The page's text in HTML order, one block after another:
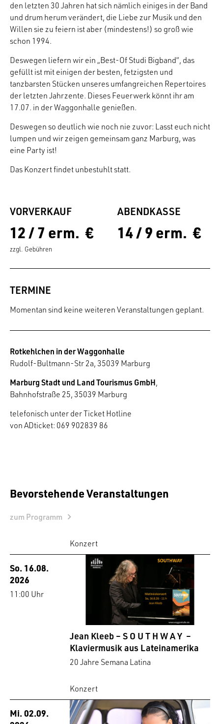
den letzten 30 Jahren hat sich nämlich einiges in der Band
und drum herum verändert, die Liebe zur Musik und den
Willen sie zu feiern ist aber (mindestens!) so groß wie
schon 1994.
Deswegen liefern wir ein „Best-Of Studi Bigband“, das
gefüllt ist mit einigen der besten, fetzigsten und
tanzbarsten Stücken unseres umfangreichen Repertoires
der letzten Jahrzente. Dieses Feuerwerk könnt ihr am
17.07. in der Waggonhalle genießen.
Deswegen so deutlich wie noch nie zuvor: Lasst euch nicht
lumpen und wir zeigen gemeinsam ganz Marburg, was
eine Party ist!
Das Konzert findet unbestuhlt statt.
VORVERKAUF
12 / 7 erm. €
zzgl. Gebühren
ABENDKASSE
14 / 9 erm. €
TERMINE
Momentan sind keine weiteren Veranstaltungen geplant.
Rotkehlchen in der Waggonhalle
Rudolf-Bultmann-Str 2a, 35039 Marburg
Marburg Stadt und Land Tourismus GmbH,
Bahnhofstraße 25, 35039 Marburg
telefonisch unter der Ticket Hotline
von ADticket: 069 902839 86
Bevorstehende Veranstaltungen
zum Programm
Konzert
So. 16.08.
2026
11:00 Uhr
Jean Kleeb – S O U T H W A Y –
Klaviermusik aus Lateinamerika
20 Jahre Semana Latina
Konzert
Mi. 02.09.